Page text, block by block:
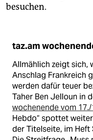
besuchen.
taz.am
Allmählich zeigt sich,
Anschlag Frankreich
werden dafür teuer
Taher Ben Jelloun in
wochenende vom
Hebdo“ spottet
der Titelseite, im Heft